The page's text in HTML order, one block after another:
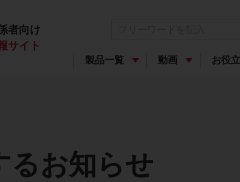
者向け
サイト
製品一覧 動画 お役
るお知らせ